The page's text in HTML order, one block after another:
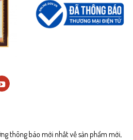
cho người mặc. Đây chính là điểm khiến
lẫn đi chơi.
thông báo mới nhất về sản phẩm mới,